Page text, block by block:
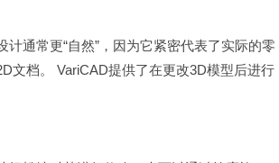
通常更“自然”，因为它紧密代表了实际的零
文档。 VariCAD提供了在更改3D模型后进行